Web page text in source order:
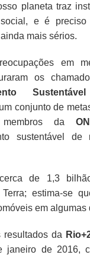
planeta traz
e é preciso
mais sérios.
em
os
Sustentável
conjunto de
da
sustentável
de 1,3
estima-se
em algumas
resultados da
janeiro de 2016,